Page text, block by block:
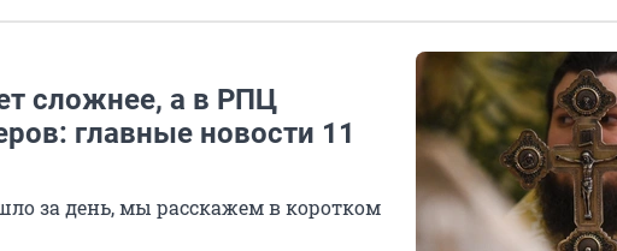
сложнее, а в РПЦ
главные новости 11
за день, мы расскажем в коротком